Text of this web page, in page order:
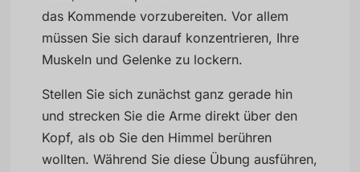
das Kommende vorzubereiten. Vor allem
müssen Sie sich darauf konzentrieren, Ihre
Muskeln und Gelenke zu lockern.
Stellen Sie sich zunächst ganz gerade hin
und strecken Sie die Arme direkt über den
Kopf, als ob Sie den Himmel berühren
wollten. Während Sie diese Übung ausführen,